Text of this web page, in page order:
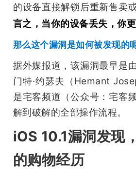
的设备直接解锁后重新售卖
言之，当你的设备丢失，你更
那么这个漏洞是如何被发现的
据外媒报道，该漏洞最早是
门特·约瑟夫（Hemant
是宅客频道（公众号：宅客
解到破解的全部操作流程。
iOS 10.1漏洞发现
的购物经历